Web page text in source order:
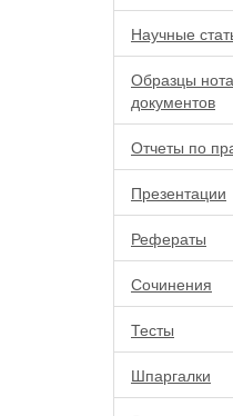
Научные
Образцы
документов
Отчеты по
Презентации
Рефераты
Сочинения
Тесты
Шпаргалки